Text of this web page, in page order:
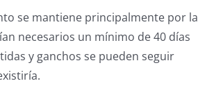
se mantiene principalmente por la
necesarios un mínimo de 40 días
y ganchos se pueden seguir